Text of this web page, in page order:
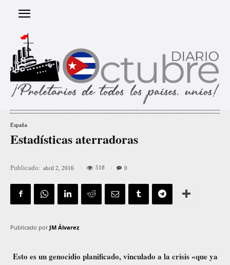
España
Estadísticas aterradoras
Publicado: abril 2, 2016 518 0
Publicado por JM Álvarez
Esto es un genocidio planificado, vinculado a la crisis «que ya